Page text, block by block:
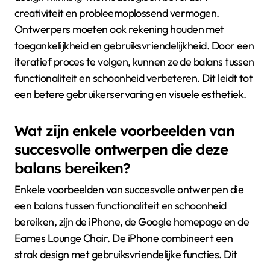
creativiteit en probleemoplossend vermogen.
Ontwerpers moeten ook rekening houden met
toegankelijkheid en gebruiksvriendelijkheid. Door een
iteratief proces te volgen, kunnen ze de balans tussen
functionaliteit en schoonheid verbeteren. Dit leidt tot
een betere gebruikerservaring en visuele esthetiek.
Wat zijn enkele voorbeelden van
succesvolle ontwerpen die deze
balans bereiken?
Enkele voorbeelden van succesvolle ontwerpen die
een balans tussen functionaliteit en schoonheid
bereiken, zijn de iPhone, de Google homepage en de
Eames Lounge Chair. De iPhone combineert een
strak design met gebruiksvriendelijke functies. Dit